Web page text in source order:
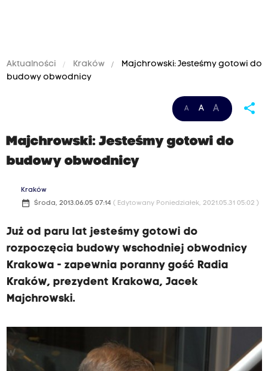
Aktualności Kraków
Majchrowski: Jesteśmy gotowi do
budowy obwodnicy
A A A share
Majchrowski: Jesteśmy gotowi do
budowy obwodnicy
Kraków
date_range Środa, 2013.06.05 07:14 ( Edytowany Poniedziałek, 2021.05.31 05:02 )
Już od paru lat jesteśmy gotowi do
rozpoczęcia budowy wschodniej obwodnicy
Krakowa - zapewnia poranny gość Radia
Kraków, prezydent Krakowa, Jacek
Majchrowski.